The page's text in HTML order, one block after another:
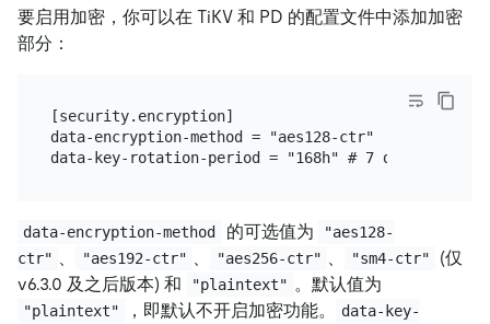
要启用加密，你可以在 TiKV 和 PD 的配置文件中添加加密
部分：
[security.encryption]
data-encryption-method = "aes128-ctr"
data-encryption-method 的可选值为
"aes128-
ctr" 、 "aes192-ctr" 、 "aes256-ctr" 、 "sm4-ctr"
(仅
v6.3.0 及之后版本) 和
"plaintext" 。默认值为
"plaintext" ，即默认不开启加密功能。
data-key-